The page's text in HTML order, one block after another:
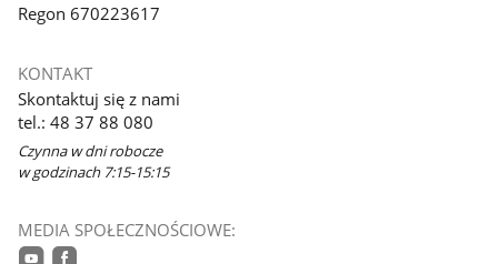
Regon 670223617
KONTAKT
Skontaktuj się z nami
tel.: 48 37 88 080
Czynna w dni robocze
w godzinach 7:15-15:15
MEDIA SPOŁECZNOŚCIOWE: